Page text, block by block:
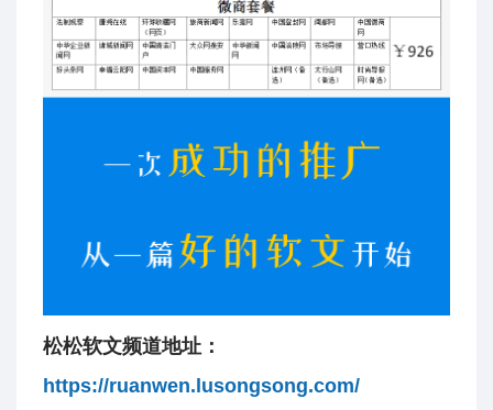
松松软文频道地址：
https://ruanwen.lusongsong.com/